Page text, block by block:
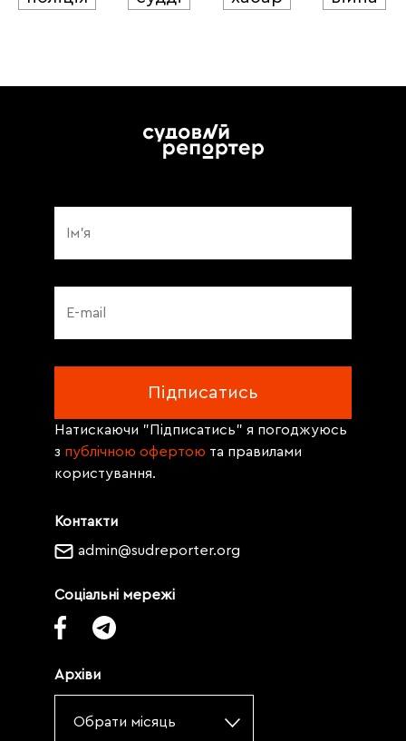
Контакти
admin@sudreporter.org
Соціальні мережі
Архіви
Обрати місяць
Натискаючи "Підписатись" я погоджуюсь
з публічною офертою та правилами
користування.